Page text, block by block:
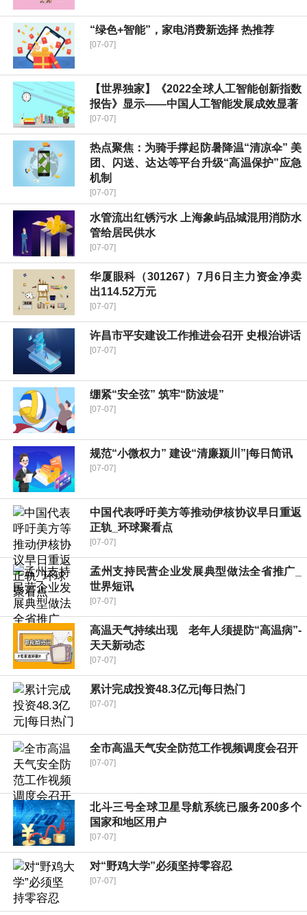
“绿色+智能”，家电消费新选择 热推荐
[07-07]
【世界独家】《2022全球人工智能创新指数
报告》显示——中国人工智能发展成效显著
[07-07]
热点聚焦：为骑手撑起防暑降温“清凉伞” 美
团、闪送、达达等平台升级“高温保护”应急
机制
[07-07]
水管流出红锈污水 上海象屿品城混用消防水
管给居民供水
[07-07]
华厦眼科（301267）7月6日主力资金净卖
出114.52万元
[07-07]
许昌市平安建设工作推进会召开 史根治讲话
[07-07]
绷紧“安全弦” 筑牢“防波堤”
[07-07]
规范“小微权力” 建设“清廉颍川”|每日简讯
[07-07]
中国代表呼吁美方等推动伊核协议早日重返
正轨_环球聚看点
[07-07]
孟州支持民营企业发展典型做法全省推广_
世界短讯
[07-07]
高温天气持续出现 老年人须提防“高温病”-
天天新动态
[07-07]
累计完成投资48.3亿元|每日热门
[07-07]
全市高温天气安全防范工作视频调度会召开
[07-07]
北斗三号全球卫星导航系统已服务200多个
国家和地区用户
[07-07]
对“野鸡大学”必须坚持零容忍
[07-07]